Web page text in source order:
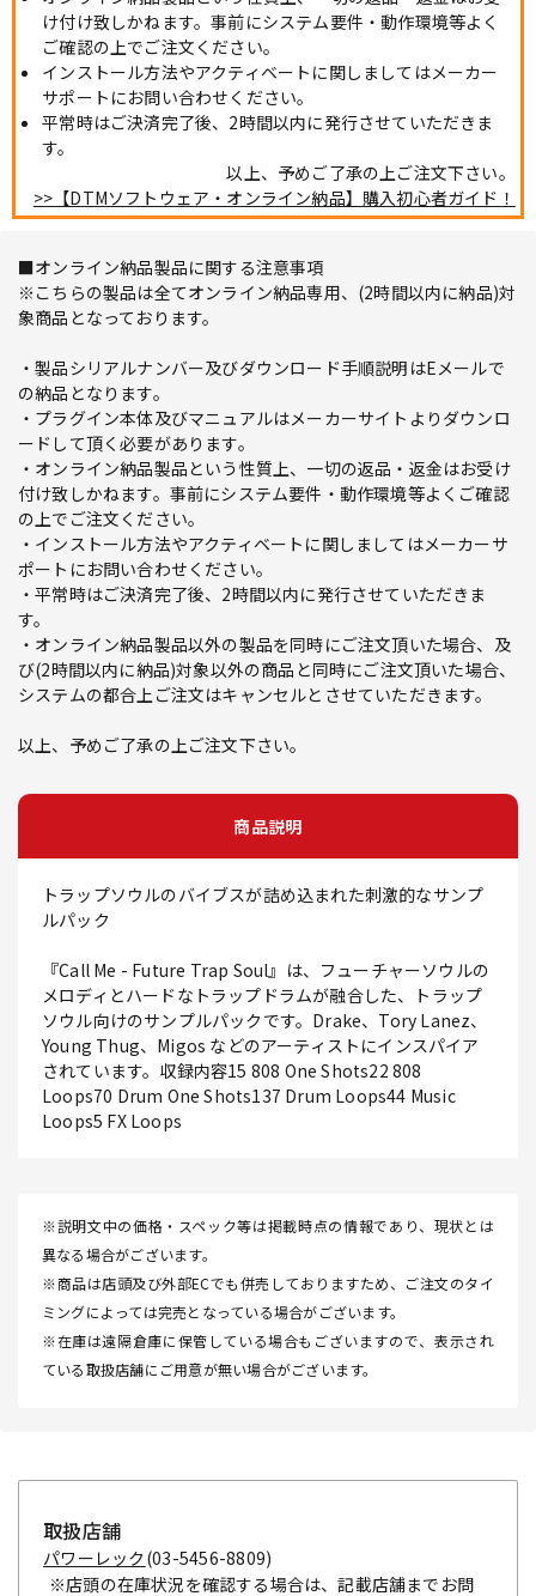
け付け致しかねます。事前にシステム要件・動作環境等よく
ご確認の上でご注文ください。
インストール方法やアクティベートに関しましてはメーカー
サポートにお問い合わせください。
平常時はご決済完了後、2時間以内に発行させていただきま
す。
以上、予めご了承の上ご注文下さい。
>>【DTMソフトウェア・オンライン納品】購入初心者ガイド！
■オンライン納品製品に関する注意事項
※こちらの製品は全てオンライン納品専用、(2時間以内に納品)対
象商品となっております。
・製品シリアルナンバー及びダウンロード手順説明はEメールで
の納品となります。
・プラグイン本体及びマニュアルはメーカーサイトよりダウンロ
ードして頂く必要があります。
・オンライン納品製品という性質上、一切の返品・返金はお受け
付け致しかねます。事前にシステム要件・動作環境等よくご確認
の上でご注文ください。
・インストール方法やアクティベートに関しましてはメーカーサ
ポートにお問い合わせください。
・平常時はご決済完了後、2時間以内に発行させていただきま
す。
・オンライン納品製品以外の製品を同時にご注文頂いた場合、及
び(2時間以内に納品)対象以外の商品と同時にご注文頂いた場合、
システムの都合上ご注文はキャンセルとさせていただきます。
以上、予めご了承の上ご注文下さい。
商品説明
トラップソウルのバイブスが詰め込まれた刺激的なサンプ
ルパック
『Call Me - Future Trap Soul』は、フューチャーソウルの
メロディとハードなトラップドラムが融合した、トラップ
ソウル向けのサンプルパックです。Drake、Tory Lanez、
Young Thug、Migos などのアーティストにインスパイア
されています。収録内容15 808 One Shots22 808
Loops70 Drum One Shots137 Drum Loops44 Music
Loops5 FX Loops
※説明文中の価格・スペック等は掲載時点の情報であり、現状とは
異なる場合がございます。
※商品は店頭及び外部ECでも併売しておりますため、ご注文のタイ
ミングによっては完売となっている場合がございます。
※在庫は遠隔倉庫に保管している場合もございますので、表示され
ている取扱店舗にご用意が無い場合がございます。
取扱店舗
パワーレック (03-5456-8809)
※店頭の在庫状況を確認する場合は、記載店舗までお問